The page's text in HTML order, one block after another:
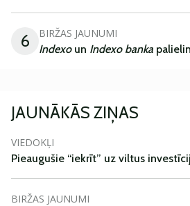
6 BIRŽAS JAUNUMI
Indexoun Indexo banka
JAUNĀKĀS ZIŅAS
VIEDOKĻI
Pieaugušie “iekrīt” uz viltus
BIRŽAS JAUNUMI